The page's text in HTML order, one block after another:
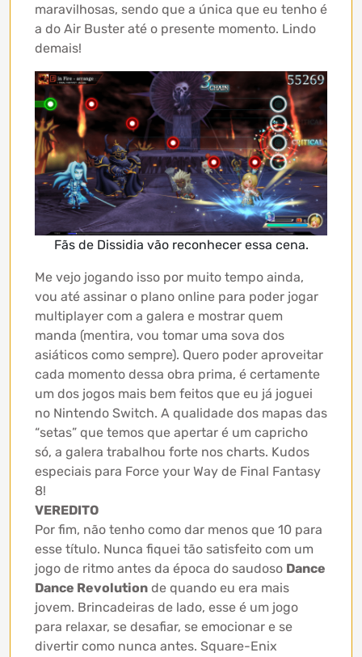
maravilhosas, sendo que a única que eu tenho é
a do Air Buster até o presente momento. Lindo
demais!
Fãs de Dissidia vão reconhecer essa cena.
Me vejo jogando isso por muito tempo ainda,
vou até assinar o plano online para poder jogar
multiplayer com a galera e mostrar quem
manda (mentira, vou tomar uma sova dos
asiáticos como sempre). Quero poder aproveitar
cada momento dessa obra prima, é certamente
um dos jogos mais bem feitos que eu já joguei
no Nintendo Switch. A qualidade dos mapas das
“setas” que temos que apertar é um capricho
só, a galera trabalhou forte nos charts. Kudos
especiais para Force your Way de Final Fantasy
8!
VEREDITO
Por fim, não tenho como dar menos que 10 para
esse título. Nunca fiquei tão satisfeito com um
jogo de ritmo antes da época do saudoso Dance
Dance Revolution de quando eu era mais
jovem. Brincadeiras de lado, esse é um jogo
para relaxar, se desafiar, se emocionar e se
divertir como nunca antes. Square-Enix